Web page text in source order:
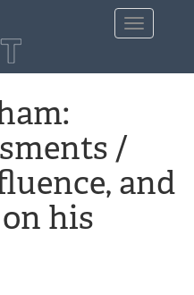
Toggle
navigation
/
and
his